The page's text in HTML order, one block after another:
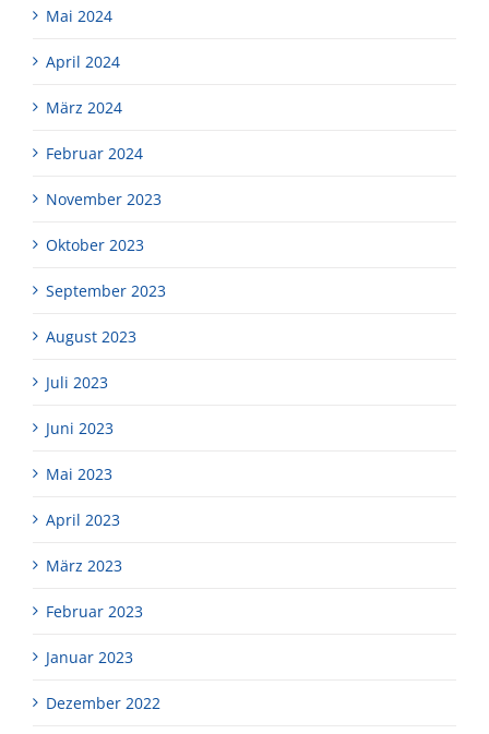
Mai 2024
April 2024
März 2024
Februar 2024
November 2023
Oktober 2023
September 2023
August 2023
Juli 2023
Juni 2023
Mai 2023
April 2023
März 2023
Februar 2023
Januar 2023
Dezember 2022